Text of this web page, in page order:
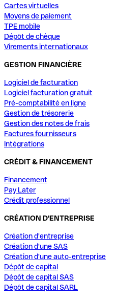
Cartes virtuelles
Moyens de paiement
TPE mobile
Dépôt de chèque
Virements internationaux
GESTION FINANCIÈRE
Logiciel de facturation
Logiciel facturation gratuit
Pré-comptabilité en ligne
Gestion de trésorerie
Gestion des notes de frais
Factures fournisseurs
Intégrations
CRÈDIT & FINANCEMENT
Financement
Pay Later
Crédit professionnel
CRÉATION D'ENTREPRISE
Création d'entreprise
Création d'une SAS
Création d'une auto-entreprise
Dépôt de capital
Dépôt de capital SAS
Dépôt de capital SARL